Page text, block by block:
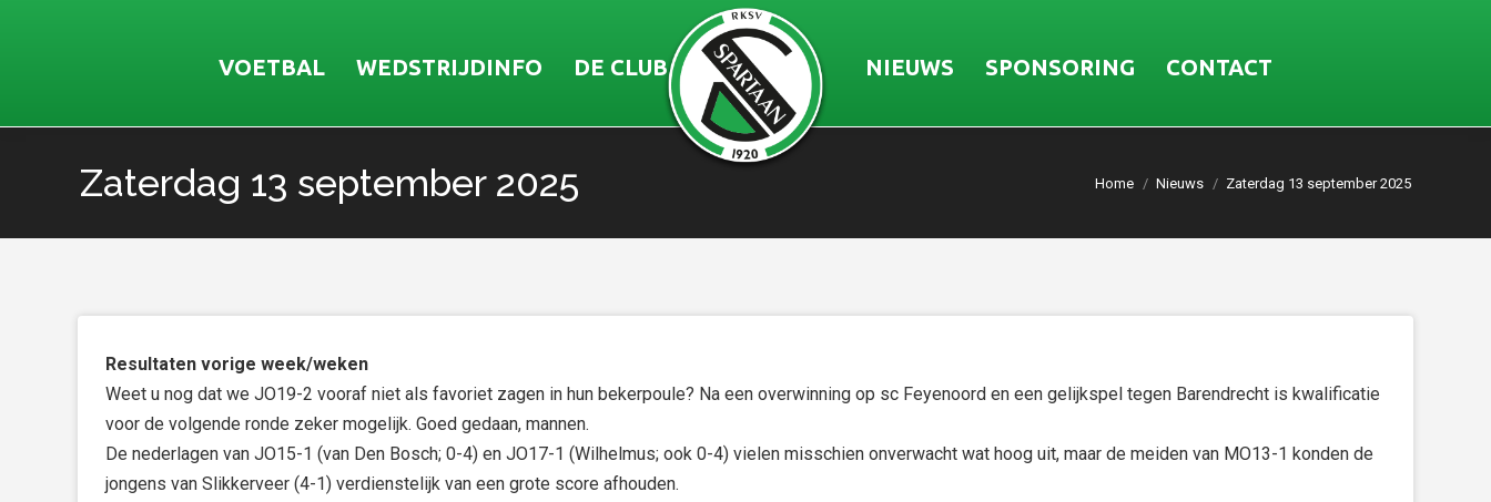
VOETBAL WEDSTRIJDINFO DE CLUB NIEUWS SPONSORING CONTACT
Zaterdag 13 september 2025
Je bent hier: Home Nieuws Zaterdag 13 september 2025
Resultaten vorige week/weken
Weet u nog dat we JO19-2 vooraf niet als favoriet zagen in hun bekerpoule? Na een overwinning op sc Feyenoord en een gelijkspel tegen Barendrecht is kwalificatie
voor de volgende ronde zeker mogelijk. Goed gedaan, mannen.
De nederlagen van JO15-1 (van Den Bosch; 0-4) en JO17-1 (Wilhelmus; ook 0-4) vielen misschien onverwacht wat hoog uit, maar de meiden van MO13-1 konden de
jongens van Slikkerveer (4-1) verdienstelijk van een grote score afhouden.